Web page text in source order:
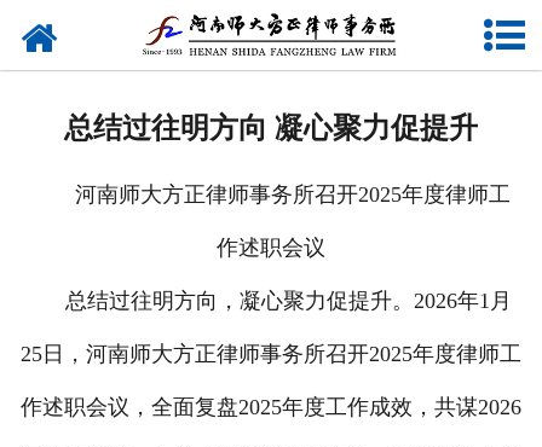
网站首页
党建专题
公益活动
总结过往明方向 凝心聚力促提升
河南师大方正律师事务所召开2025年度律师工
作述职会议
总结过往明方向，凝心聚力促提升。2026年1月
25日，河南师大方正律师事务所召开2025年度律师工
作述职会议，全面复盘2025年度工作成效，共谋2026